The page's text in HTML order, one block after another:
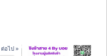
ต่อไป »